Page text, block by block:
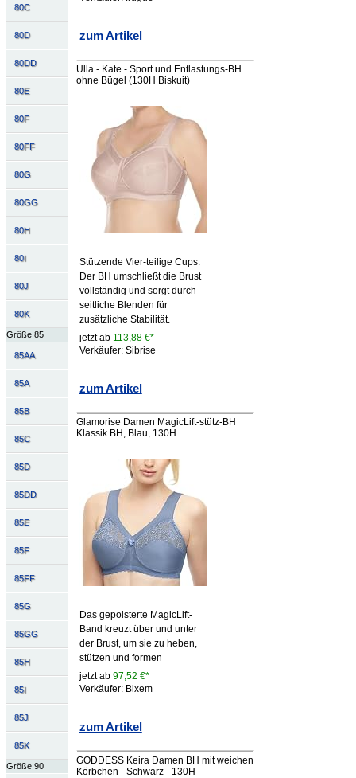
80C
80D
80DD
80E
80F
80FF
80G
80GG
80H
80I
80J
80K
Größe 85
85AA
85A
85B
85C
85D
85DD
85E
85F
85FF
85G
85GG
85H
85I
85J
85K
Größe 90
zum Artikel
Ulla - Kate - Sport und Entlastungs-BH
ohne Bügel (130H Biskuit)
Stützende Vier-teilige Cups:
Der BH umschließt die Brust
vollständig und sorgt durch
seitliche Blenden für
zusätzliche Stabilität.
jetzt ab 113,88 €*
Verkäufer: Sibrise
zum Artikel
Glamorise Damen MagicLift-stütz-BH
Klassik BH, Blau, 130H
Das gepolsterte MagicLift-
Band kreuzt über und unter
der Brust, um sie zu heben,
stützen und formen
jetzt ab 97,52 €*
Verkäufer: Bixem
zum Artikel
GODDESS Keira Damen BH mit weichen
Körbchen - Schwarz - 130H